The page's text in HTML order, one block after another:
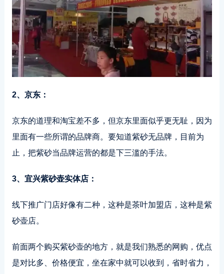
2、京东：
京东的道理和淘宝差不多，但京东里面似乎更无耻，因为
里面有一些所谓的品牌商。要知道紫砂无品牌，目前为
止，把紫砂当品牌运营的都是下三滥的手法。
3、宜兴紫砂壶实体店：
线下推广门店好像有二种，这种是茶叶加盟店，这种是紫
砂壶店。
前面两个购买紫砂壶的地方，就是我们熟悉的网购，优点
是对比多、价格便宜，坐在家中就可以收到，省时省力，